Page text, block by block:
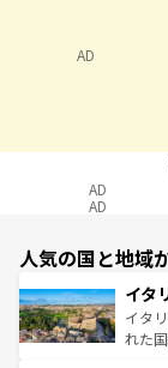
AD
AD
AD
人気の国と地域
イタ
イタ
れた国